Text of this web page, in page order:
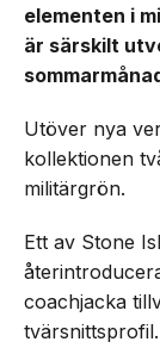
elementen i
är särskilt
Utöver nya
kollektionen
militärgrön.
Ett av Stone
coachjacka